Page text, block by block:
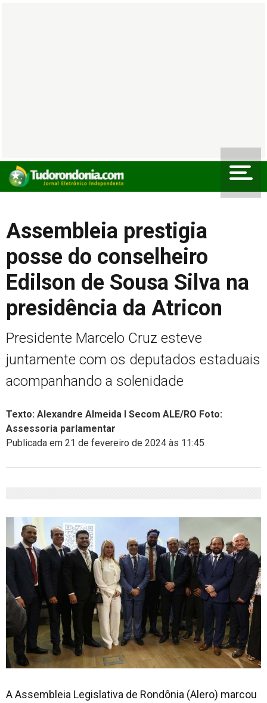
Assembleia prestigia
posse do conselheiro
Edilson de Sousa Silva na
presidência da Atricon
Presidente Marcelo Cruz esteve
juntamente com os deputados estaduais
acompanhando a solenidade
Texto: Alexandre Almeida I Secom ALE/RO Foto:
Assessoria parlamentar
Publicada em 21 de fevereiro de 2024 às 11:45
A Assembleia Legislativa de Rondônia (Alero) marcou